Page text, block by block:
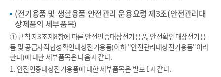
(전기용품 및 생활용품 안전관리 운용요령 제3조(안전관리대
상제품의 세부품목)
① 규칙 제3조제8항에 따른 안전인증대상전기용품, 안전확인대상전기용
품 및 공급자적합성확인대상전기용품(이하 "안전관리대상전기용품"이라
한다)에 대한 세부품목은 다음과 같다.
1. 안전인증대상전기용품에 대한 세부품목은 별표 1과 같다.